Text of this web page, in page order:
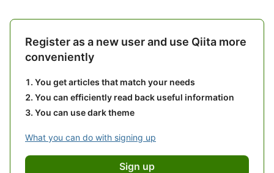
Register as a new user and use Qiita more
conveniently
You get articles that match your needs
You can efficiently read back useful information
You can use dark theme
What you can do with signing up
Sign up